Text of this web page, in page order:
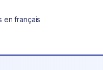
en français